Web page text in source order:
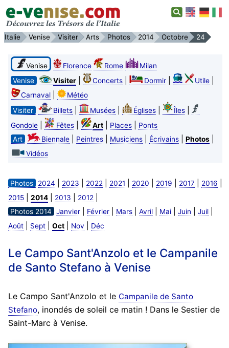
Italie Venise Visiter Arts Photos 2014 Octobre 24
Venise Florence Rome
Milan
Venise
Visiter| Concerts| Dormir| Utile|
Carnaval|
Météo
Visiter
Billets| Musées| Églises| Îles|
Gondole| Fêtes| Art| Places|
Ponts
Art
Biennale| Peintres| Musiciens| Écrivains| Photos|
Vidéos
Photos 2024 2023 2022 2021 2020 2019 2017 2016
2015| 2014| 2013 2012
Photos 2014 Janvier| Février| Mars| Avril| Mai| Juin Juil|
Août| Sept| Oct| Nov Déc
Le Campo Sant'Anzolo et le Campanile
de Santo Stefano à Venise
Le Campo Sant'Anzolo et le Campanile de Santo
Stefano, inondés de soleil ce matin ! Dans le Sestier de
Saint-Marc à Venise.